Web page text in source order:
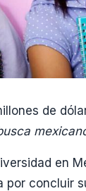
de
en
concluir